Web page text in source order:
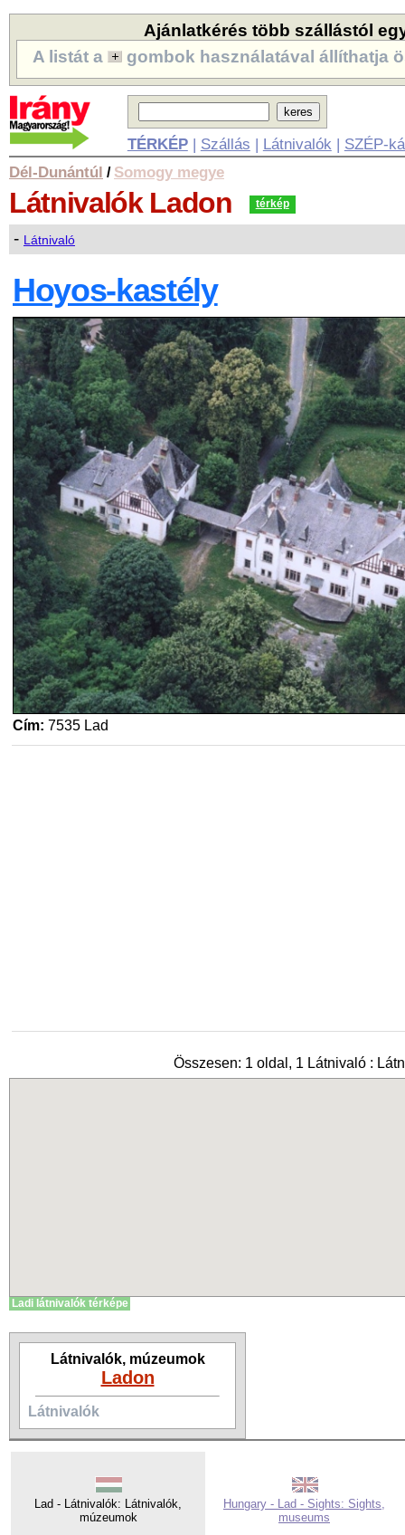
Ajánlatkérés több szállástól
A listát a
gombok használatával állíthatja
TÉRKÉP| Szállás | Látnivalók | SZÉP-
Dél-Dunántúl / Somogy megye
Látnivalók Ladon térkép
- Látnivaló
Hoyos-kastély
Cím: 7535 Lad
Összesen: 1 oldal, 1 Látnivaló :
Ladi látnivalók térképe
Látnivalók, múzeumok
Ladon
Látnivalók
Lad - Látnivalók: Látnivalók,
múzeumok
Hungary - Lad - Sights: Sights,
museums